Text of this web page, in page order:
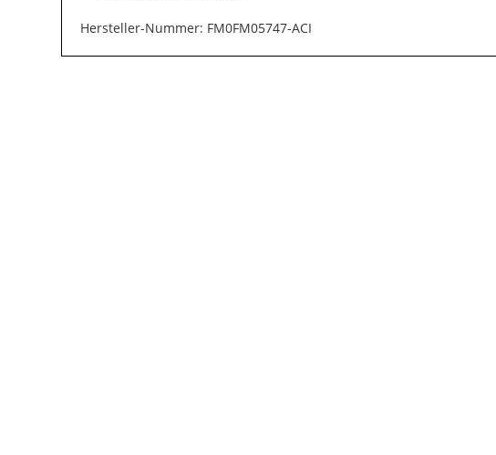
Hersteller-Nummer: FM0FM05747-ACI